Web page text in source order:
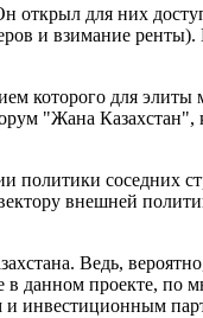
открыл для них
и взимание
которого для элиты
"Жана Казахстан",
политики соседних
внешней
Ведь,
в данном проекте, по
инвестиционным